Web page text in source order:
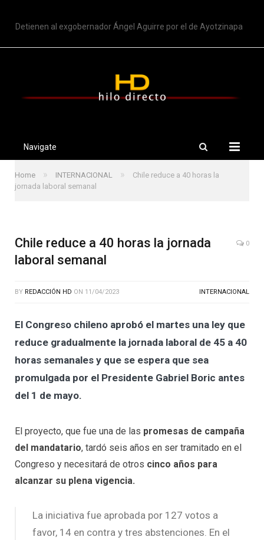
Detienen al exgobernador Ángel Aguirre por el de Ayotzinapa
Navigate
Home » INTERNACIONAL »
Chile reduce a 40 horas la
jornada laboral semanal
Chile reduce a 40 horas la jornada
laboral semanal
0
BY REDACCIÓN HD ON 11/04/2023 INTERNACIONAL
El Congreso chileno aprobó el martes una ley que
reduce gradualmente la jornada laboral de 45 a 40
horas semanales y que se espera que sea
promulgada por el Presidente Gabriel Boric antes
del 1 de mayo.
El proyecto, que fue una de las promesas de campaña
del mandatario, tardó seis años en ser tramitado en el
Congreso y necesitará de otros cinco años para
alcanzar su plena vigencia.
La iniciativa fue aprobada por 127 votos a
favor, 14 en contra y tres abstenciones. En el